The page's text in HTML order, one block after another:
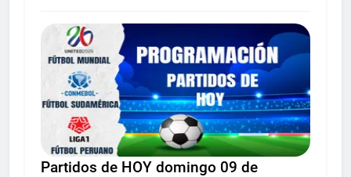
Partidos de HOY domingo 09 de